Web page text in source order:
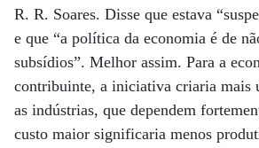
R. R. Soares. Disse que estava
e que “a política da economia é de
subsídios”. Melhor assim. Para a
contribuinte, a iniciativa criaria mais
as indústrias, que dependem
custo maior significaria menos